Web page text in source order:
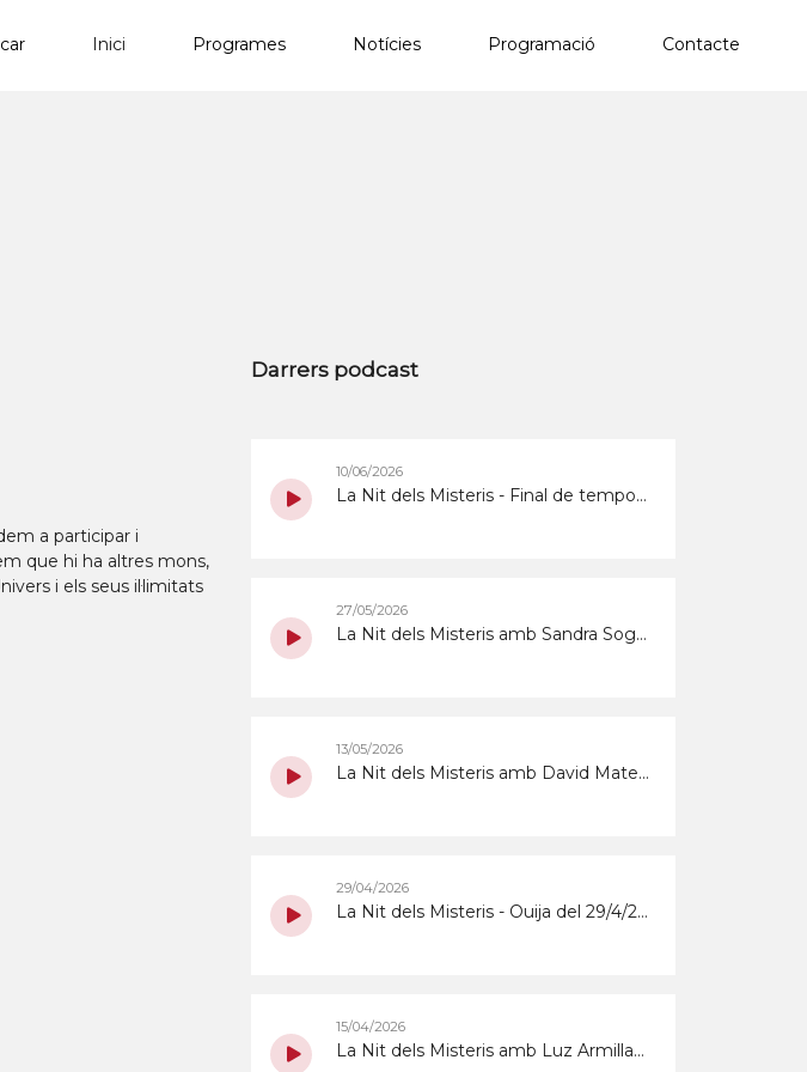
Inici Programes Notícies Programació Contacte
a participar i
que hi ha altres mons,
i els seus il·limitats
Darrers podcast
10/06/2026
La Nit dels Misteris - Final de temporada amb Jesús Palacios del 18/3/2026
27/05/2026
La Nit dels Misteris amb Sandra Sogas del 27/5/2026
13/05/2026
La Nit dels Misteris amb David Mateu del 13/5/2026
29/04/2026
La Nit dels Misteris - Ouija del 29/4/2026
15/04/2026
La Nit dels Misteris amb Luz Armillas del 15/5/2026